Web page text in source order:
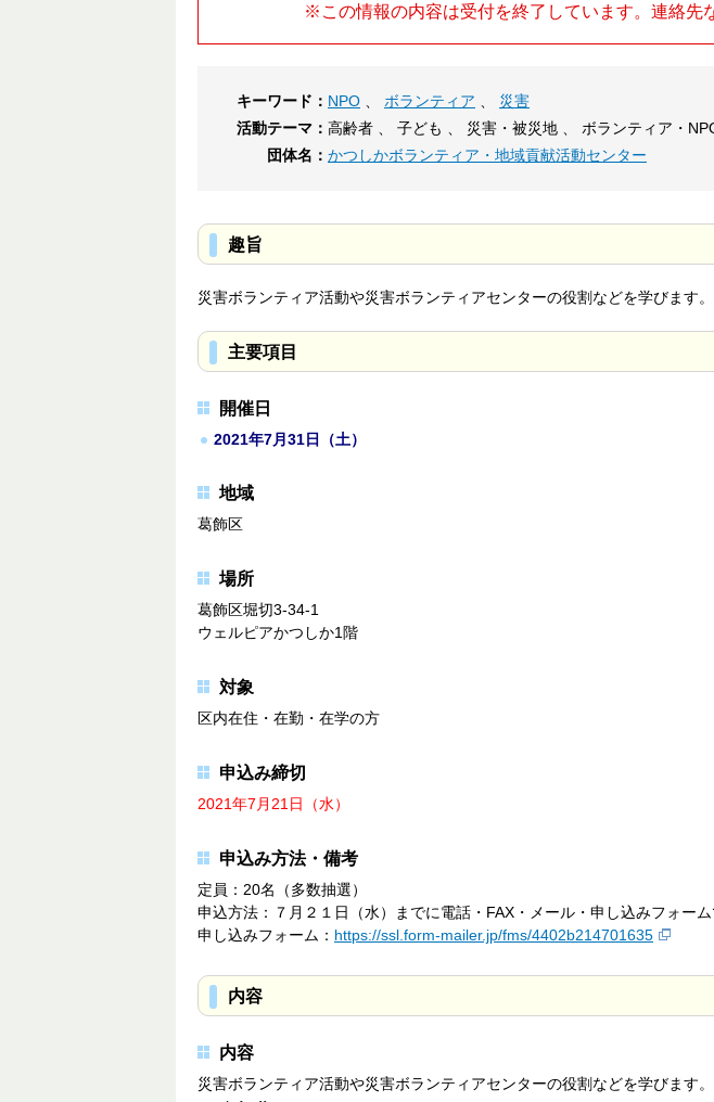
※この情報の内容は受付を終了しています。連絡先
キーワード： NPO ボランティア
災害
活動テーマ： 高齢者 、 子ども 、 災害・被災地 、 ボランティア・
団体名： かつしかボランティア・地域貢献活動センター
趣旨
災害ボランティア活動や災害ボランティアセンターの役割などを学びます。
主要項目
開催日
2021年7月31日（土）
地域
葛飾区
場所
葛飾区堀切3-34-1
ウェルピアかつしか1階
対象
区内在住・在勤・在学の方
申込み締切
2021年7月21日（水）
申込み方法・備考
定員：20名（多数抽選）
申込方法：７月２１日（水）までに電話・FAX・メール・申し込みフォーム
申し込みフォーム： https://ssl.form-mailer.jp/fms/4402b214701635
内容
内容
災害ボランティア活動や災害ボランティアセンターの役割などを学びます。